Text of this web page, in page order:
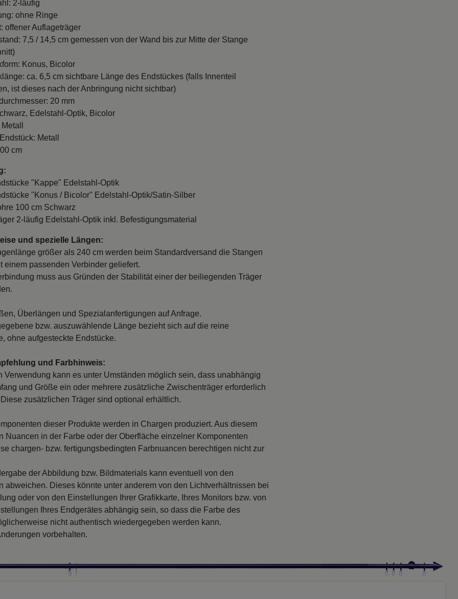
2-läufig
ohne Ringe
offener Auflageträger
7,5 / 14,5 cm gemessen von der Wand bis zur Mitte der Stange
Konus, Bicolor
ca. 6,5 cm sichtbare Länge des Endstückes (falls Innenteil
ist dieses nach der Anbringung nicht sichtbar)
20 mm
Edelstahl-Optik, Bicolor
Metall
cm
"Kappe" Edelstahl-Optik
"Konus / Bicolor" Edelstahl-Optik/Satin-Silber
100 cm Schwarz
2-läufig Edelstahl-Optik inkl. Befestigungsmaterial
und spezielle Längen:
größer als 240 cm werden beim Standardversand die Stangen
einem passenden Verbinder geliefert.
muss aus Gründen der Stabilität einer der beiliegenden Träger
Überlängen und Spezialanfertigungen auf Anfrage.
bzw. auszuwählende Länge bezieht sich auf die reine
ohne aufgesteckte Endstücke.
und Farbhinweis:
Verwendung kann es unter Umständen möglich sein, dass unabhängig
und Größe ein oder mehrere zusätzliche Zwischenträger erforderlich
zusätzlichen Träger sind optional erhältlich.
dieser Produkte werden in Chargen produziert. Aus diesem
Nuancen in der Farbe oder der Oberfläche einzelner Komponenten
chargen- bzw. fertigungsbedingten Farbnuancen berechtigen nicht zur
der Abbildung bzw. Bildmaterials kann eventuell von den
abweichen. Dieses könnte unter anderem von den Lichtverhältnissen bei
oder von den Einstellungen Ihrer Grafikkarte, Ihres Monitors bzw. von
Ihres Endgerätes abhängig sein, so dass die Farbe des
nicht authentisch wiedergegeben werden kann.
vorbehalten.